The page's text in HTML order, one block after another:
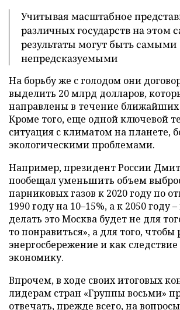
Учитывая масштабное
различных государств на этом
результаты могут быть самыми
непредсказуемыми
На борьбу же с голодом они
выделить 20 млрд долларов,
направлены в течение ближайших
Кроме того, еще одной ключевой
ситуация с климатом на планете,
экологическими проблемами.
Например, президент России
пообещал уменьшить объем
парниковых газов к 2020 году по
1990 году на 10–15%, а к 2050 году
делать это Москва будет не для
то понравиться», а для того, чтобы
энергосбережение и как
экономику.
Впрочем, в ходе своих итоговых
лидерам стран «Группы восьми»
отвечать, прежде всего, на